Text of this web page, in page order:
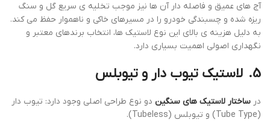
آج‌ های عمیق و فاصله‌ دار آن‌ ها نیز موجب تخلیه ‌ی سریع گل و سنگ‌
ریزه شده و چسبندگی خودرو را در مسیرهای خاکی و ناهموار حفظ می ‌کند.
به ‌دلیل هزینه ‌ی بالای این نوع لاستیک ‌ها، انتخاب برندهای معتبر و
نگهداری اصولی اهمیت بسیاری دارد.
5. لاستیک تیوب‌ دار و تیوبلس
در ساختار لاستیک‌ های سنگین دو نوع طراحی اصلی وجود دارد: تیوب‌ دار
(Tube Type) و تیوبلس (Tubeless).